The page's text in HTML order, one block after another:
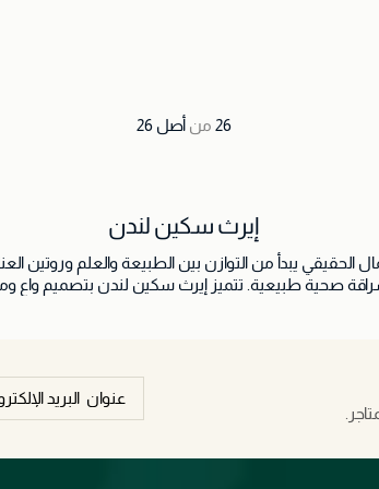
26 من أصل 26
إيرث سكين لندن
إيرث سكين لندن هي علامة عناية بالبشرة حديثة تؤمن بأن
صحية طبيعية. تتميز إيرث سكين لندن بتصميم واعٍ